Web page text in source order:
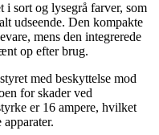
i sort og lysegrå farver, som
udseende. Den kompakte
mens den integrerede
op efter brug.
med beskyttelse mod
for skader ved
er 16 ampere, hvilket